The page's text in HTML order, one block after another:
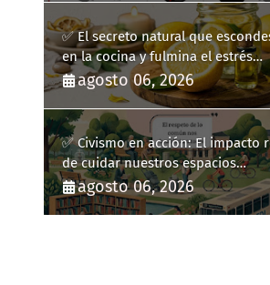
✅ El secreto natural que
en la cocina y fulmina el estrés
diario
agosto 06, 2026
✅ Civismo en acción: El impacto
de cuidar nuestros espacios
públicos
agosto 06, 2026